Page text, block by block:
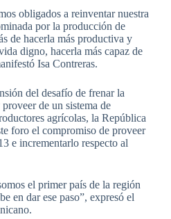
obligados a reinventar nuestra
por la producción de
de hacerla más productiva y
digno, hacerla más capaz de
Isa Contreras.
del desafío de frenar la
de un sistema de
agrícolas, la República
foro el compromiso de proveer
e incrementarlo respecto al
el primer país de la región
en dar ese paso”, expresó el